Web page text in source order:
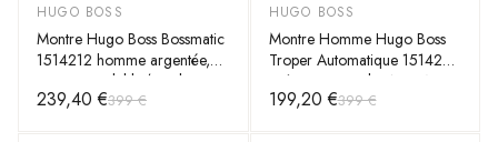
-40%
HUGO BOSS
Montre Hugo Boss Bossmatic
1514212 homme argentée,
acier inoxydable (stainless
steel) 42mm, automatique 10
239,40 €399 €
-50%
HUGO BOSS
Montre Homme Hugo Boss
Troper Automatique 1514203
Boîtier et Bracelet Acier Noir
199,20 €399 €